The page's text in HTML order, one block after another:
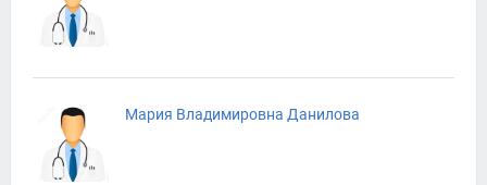
Мария Владимировна Данилова